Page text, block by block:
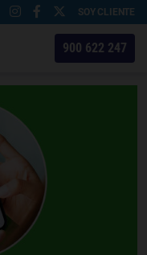
SOY CLIENTE
900 622 247